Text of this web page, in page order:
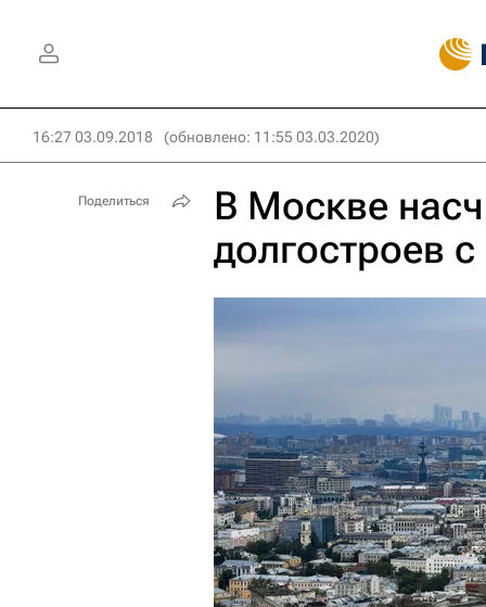
16:27 03.09.2018 (обновлено: 11:55 03.03.2020)
В Москве
долгостроев
Поделиться